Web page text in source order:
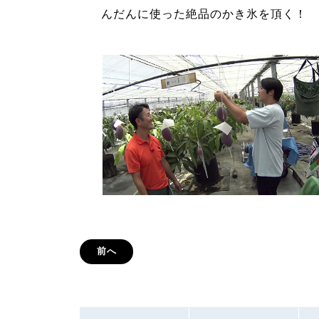
んだんに使った絶品のかき氷を頂く！
前へ